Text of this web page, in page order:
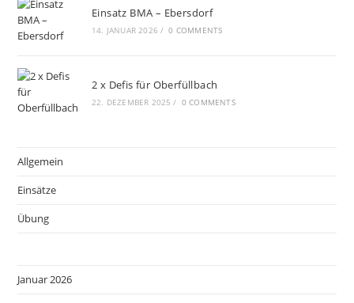
Einsatz BMA – Ebersdorf
14. JANUAR 2026 / 0 COMMENTS
2 x Defis für Oberfüllbach
22. DEZEMBER 2025 / 0 COMMENTS
Allgemein
Einsätze
Übung
Januar 2026